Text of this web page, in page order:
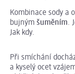
Kombinace sody a
bujným šuměním.
Jak kdy.
Při smíchání
a kyselý ocet